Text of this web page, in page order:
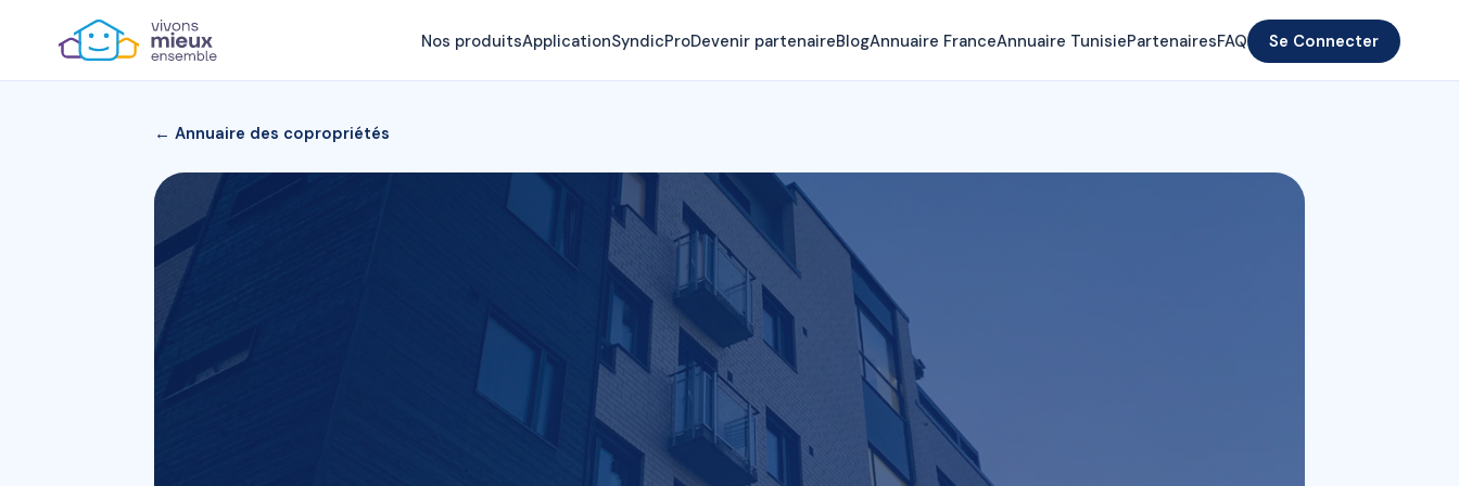
Nos produitsApplicationSyndicProDevenir partenaireBlogAnnuaire FranceAnnuaire TunisiePartenairesFAQ Se Connecter
← Annuaire des copropriétés